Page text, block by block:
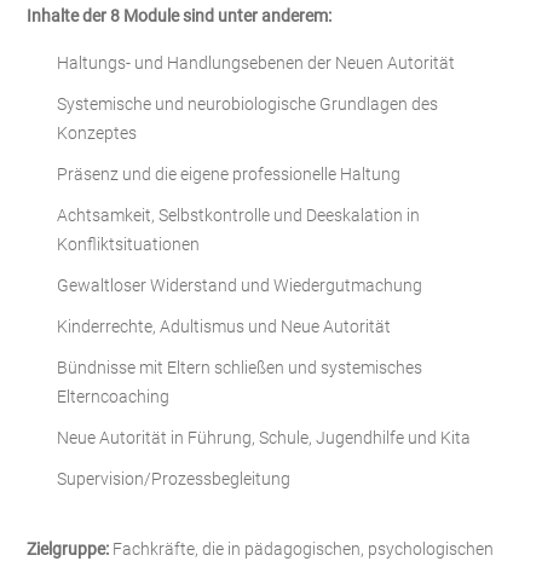
Inhalte der 8 Module sind unter anderem:
Haltungs- und Handlungsebenen der Neuen Autorität
Systemische und neurobiologische Grundlagen des
Konzeptes
Präsenz und die eigene professionelle Haltung
Achtsamkeit, Selbstkontrolle und Deeskalation in
Konfliktsituationen
Gewaltloser Widerstand und Wiedergutmachung
Kinderrechte, Adultismus und Neue Autorität
Bündnisse mit Eltern schließen und systemisches
Elterncoaching
Neue Autorität in Führung, Schule, Jugendhilfe und Kita
Supervision/Prozessbegleitung
Zielgruppe: Fachkräfte, die in pädagogischen, psychologischen